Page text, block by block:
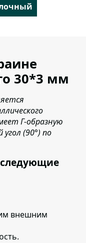
30*3 мм
Г-образную
(90°) по
внешним